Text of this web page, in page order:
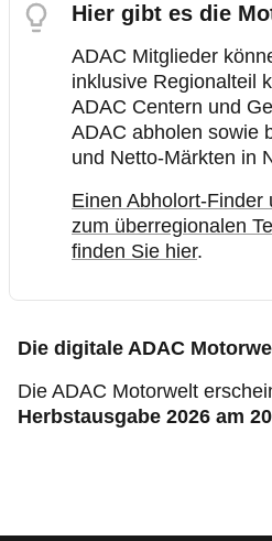
Hier gibt es die
ADAC Mitglieder
inklusive Regionalteil
ADAC Centern und
ADAC abholen sowie
und Netto-Märkten in
Einen Abholort-Finder
zum überregionalen
finden Sie hier.
Die digitale ADAC
Die ADAC Motorwelt
Herbstausgabe 2026 am